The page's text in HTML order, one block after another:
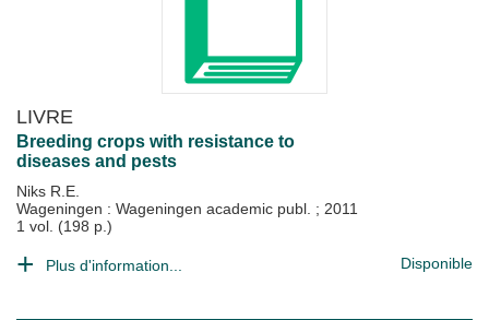
LIVRE
Breeding crops with resistance to
diseases and pests
Niks R.E.
Wageningen : Wageningen academic publ. ; 2011
1 vol. (198 p.)
Plus d'information... Disponible